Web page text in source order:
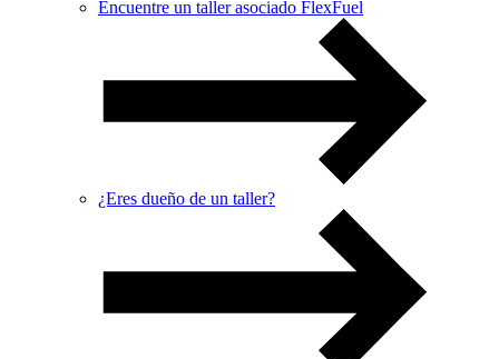
Encuentre un taller asociado FlexFuel
¿Eres dueño de un taller?